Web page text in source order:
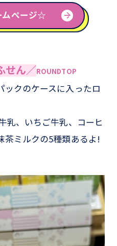
ページ☆
せん／ROUNDTOP
ックのケースに入ったロ
乳、いちご牛乳、コーヒ
茶ミルクの5種類あるよ!